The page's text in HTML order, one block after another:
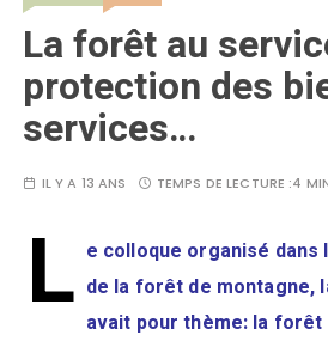
La forêt au
protection des
services…
IL Y A 13 ANS TEMPS DE LECTURE :4
L e colloque organisé
de la forêt de montagne,
avait pour thème: la